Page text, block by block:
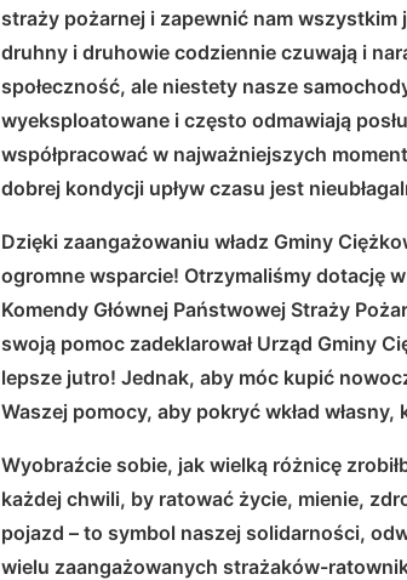
straży pożarnej i zapewnić nam
druhny i druhowie codziennie czuwają i
społeczność, ale niestety nasze
wyeksploatowane i często odmawiają
współpracować w najważniejszych
dobrej kondycji upływ czasu jest
Dzięki zaangażowaniu władz Gminy
ogromne wsparcie! Otrzymaliśmy dotację
Komendy Głównej Państwowej Straży
swoją pomoc zadeklarował Urząd Gminy
lepsze jutro! Jednak, aby móc kupić
Waszej pomocy, aby pokryć wkład
Wyobraźcie sobie, jak wielką różnicę
każdej chwili, by ratować życie, mienie,
pojazd – to symbol naszej solidarności,
wielu zaangażowanych strażaków-